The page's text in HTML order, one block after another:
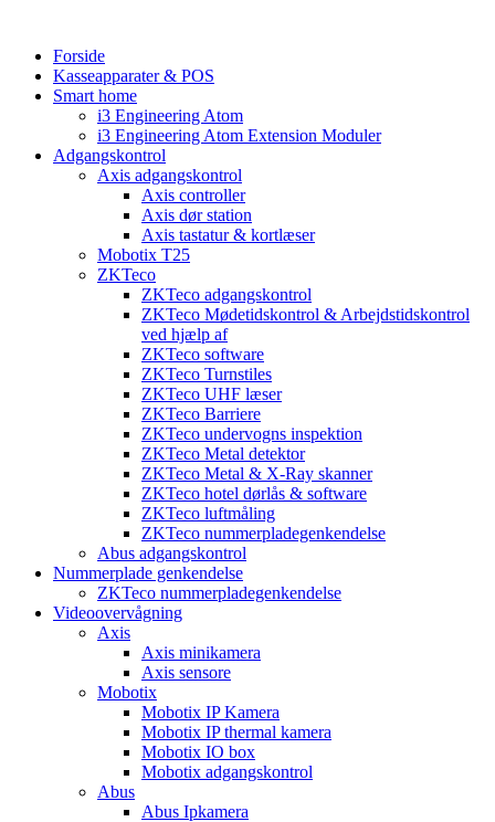
indholdForside
Kasseapparater & POS
Smart home
i3 Engineering Atom
i3 Engineering Atom Extension Moduler
Adgangskontrol
Axis adgangskontrol
Axis controller
Axis dør station
Axis tastatur & kortlæser
Mobotix T25
ZKTeco
ZKTeco adgangskontrol
ZKTeco Mødetidskontrol & Arbejdstidskontrol
ved hjælp af
ZKTeco software
ZKTeco Turnstiles
ZKTeco UHF læser
ZKTeco Barriere
ZKTeco undervogns inspektion
ZKTeco Metal detektor
ZKTeco Metal & X-Ray skanner
ZKTeco hotel dørlås & software
ZKTeco luftmåling
ZKTeco nummerpladegenkendelse
Abus adgangskontrol
Nummerplade genkendelse
ZKTeco nummerpladegenkendelse
Videoovervågning
Axis
Axis minikamera
Axis sensore
Mobotix
Mobotix IP Kamera
Mobotix IP thermal kamera
Mobotix IO box
Mobotix adgangskontrol
Abus
Abus Ipkamera